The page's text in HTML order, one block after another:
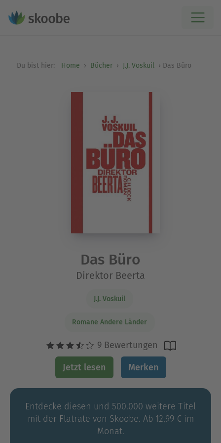
Du bist hier: Home Bücher J.J. Voskuil Das Büro
Das Büro
Direktor Beerta
J.J. Voskuil
Romane Andere Länder
9 Bewertungen
Jetzt lesen Merken
Entdecke diesen und 500.000 weitere Titel
mit der Flatrate von Skoobe. Ab 12,99 € im
Monat.